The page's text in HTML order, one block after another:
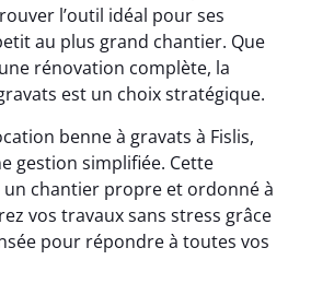
l’outil idéal pour ses
au plus grand chantier. Que
rénovation complète, la
est un choix stratégique.
benne à gravats à Fislis,
gestion simplifiée. Cette
chantier propre et ordonné à
vos travaux sans stress grâce
pour répondre à toutes vos